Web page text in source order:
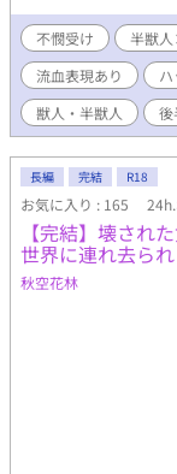
人狩り。 人は半獣
徐々に数を減らした
きひっそりと生活
小さな村で暮らして
報が入り村人達は散
身を隠し生活するが
れからハイルに待っ
生活だった…。 凶
✳︎流血表現多々あり
少なめ…多分きっと
更新はのんびりま
不憫受け 半獣
流血表現あり
獣人・半獣人
後
長編 完結 R18
お気に入り : 165
【完結】壊され
世界に連れ去ら
秋空花林